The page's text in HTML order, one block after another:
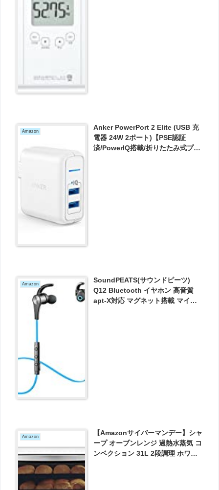
Amazon
Anker PowerPort 2 Elite (USB 充
電器 24W 2ポート)【PSE認証
済/PowerIQ搭載/折りたたみ式プラ
Amazon
SoundPEATS(サウンドピーツ)
Q12 Bluetooth イヤホン 高音質
apt-X対応 マグネット搭載 マイク
Amazon
【Amazonサイバーマンデー】シャ
ープ オーブンレンジ 過熱水蒸気 コ
ンベクション 31L 2段調理 ホワイ